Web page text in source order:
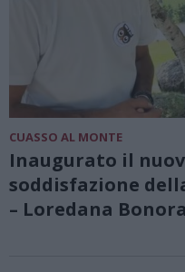
CUASSO AL MONTE
Inaugurato il
soddisfazione
– Loredana Bonora